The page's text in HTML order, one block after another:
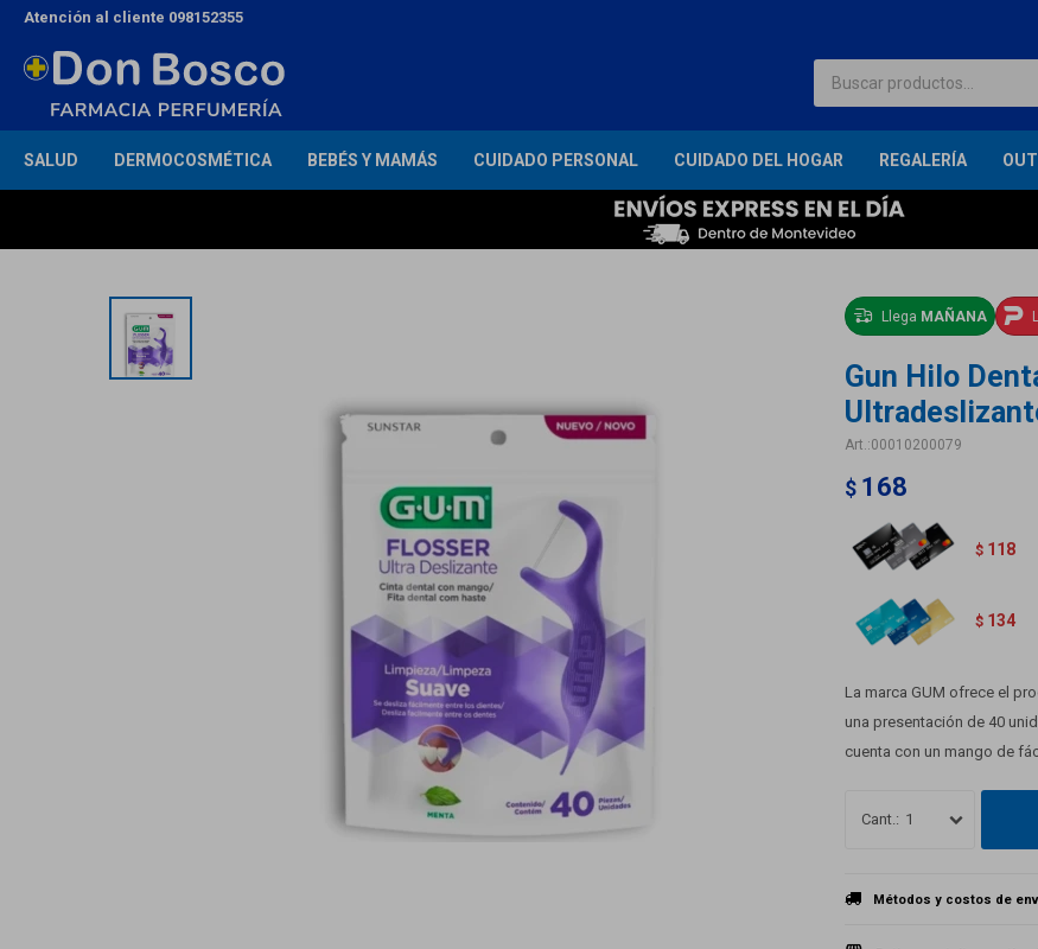
SALUD DERMOCOSMÉTICA BEBÉS Y MAMÁS CUIDADO PERSONAL CUIDADO DEL HOGAR REGALERÍA
Atención al cliente 098152355
Llega MAÑANA
Gun Hilo
00010200079
$ 168
$ 118
$ 134
La marca GUM ofrece el
una presentación de 40
cuenta con un mango de
1
Métodos y costos de